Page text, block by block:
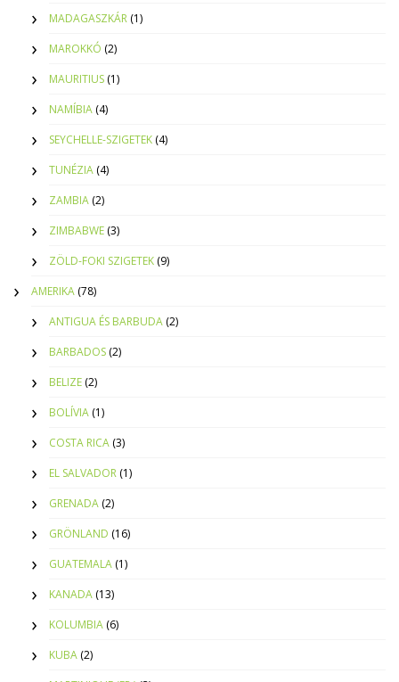
MADAGASZKÁR (1)
MAROKKÓ (2)
MAURITIUS (1)
NAMÍBIA (4)
SEYCHELLE-SZIGETEK (4)
TUNÉZIA (4)
ZAMBIA (2)
ZIMBABWE (3)
ZÖLD-FOKI SZIGETEK (9)
AMERIKA (78)
ANTIGUA ÉS BARBUDA (2)
BARBADOS (2)
BELIZE (2)
BOLÍVIA (1)
COSTA RICA (3)
EL SALVADOR (1)
GRENADA (2)
GRÖNLAND (16)
GUATEMALA (1)
KANADA (13)
KOLUMBIA (6)
KUBA (2)